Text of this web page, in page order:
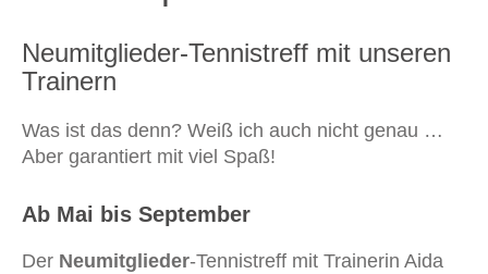
Neumitglieder-Tennistreff mit unseren
Trainern
Was ist das denn? Weiß ich auch nicht genau …
Aber garantiert mit viel Spaß!
Ab Mai bis September
Der Neumitglieder-Tennistreff mit Trainerin Aida